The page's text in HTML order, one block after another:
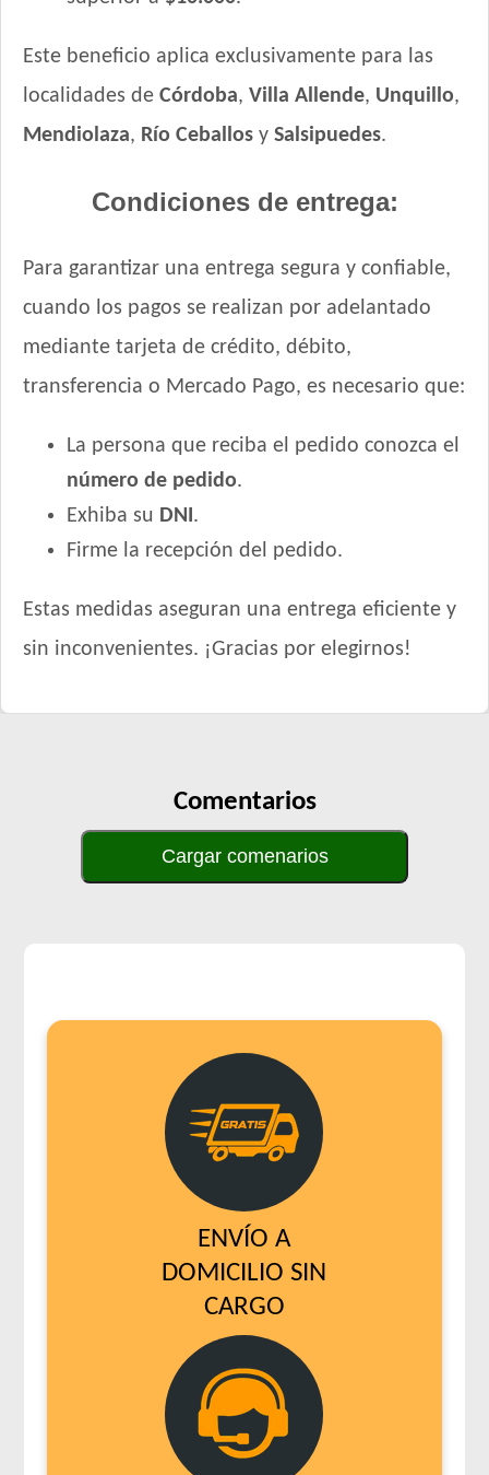
Este beneficio aplica exclusivamente para las
localidades de Córdoba, Villa Allende, Unquillo,
Mendiolaza, Río Ceballos y Salsipuedes.
Condiciones de entrega:
Para garantizar una entrega segura y confiable,
cuando los pagos se realizan por adelantado
mediante tarjeta de crédito, débito,
transferencia o Mercado Pago, es necesario que:
La persona que reciba el pedido conozca el
número de pedido.
Exhiba su DNI .
Firme la recepción del pedido.
Estas medidas aseguran una entrega eficiente y
sin inconvenientes. ¡Gracias por elegirnos!
Comentarios
Cargar comenarios
ENVÍO A
DOMICILIO SIN
CARGO